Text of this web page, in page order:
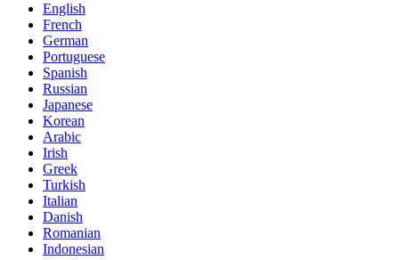
English
French
German
Portuguese
Spanish
Russian
Japanese
Korean
Arabic
Irish
Greek
Turkish
Italian
Danish
Romanian
Indonesian